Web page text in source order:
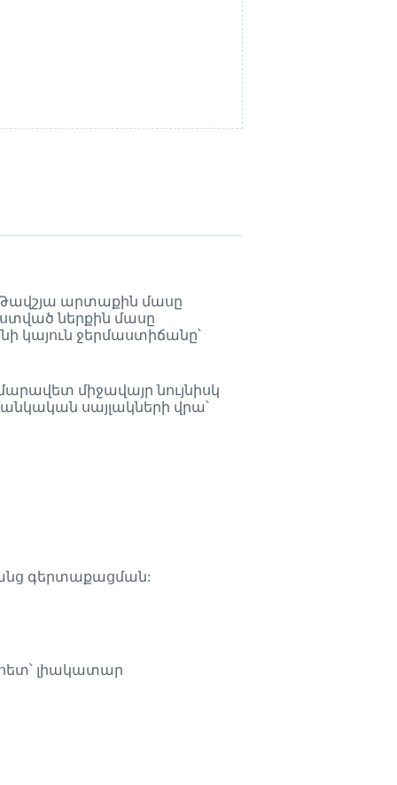
արտաքին մասը
ներքին մասը
կայուն ջերմաստիճանը՝
միջավայր նույնիսկ
սայլակների վրա՝
գերտաքացման:
լիակատար